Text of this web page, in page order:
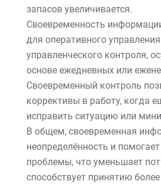
запасов увеличивается.
Своевременность
для оперативного
управленческого контроля,
основе ежедневных или
Своевременный контроль
коррективы в работу, когда
исправить ситуацию или
В общем, своевременная
неопределённость и
проблемы, что уменьшает
способствует принятию